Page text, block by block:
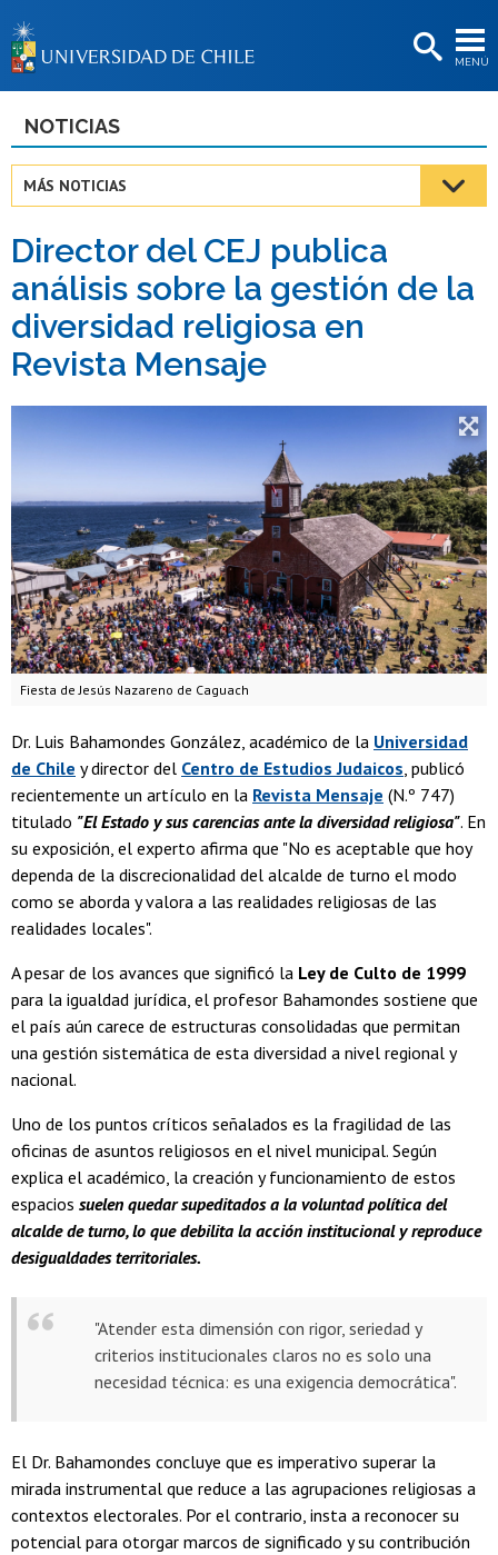
MENÚ
BIBLIOTECAS
Estudiantes
Académicas/os
Funcionarias/os
Egresadas/os
NOTICIAS
MÁS NOTICIAS
Director del CEJ publica
análisis sobre la gestión de la
diversidad religiosa en
Revista Mensaje
Fiesta de Jesús Nazareno de Caguach
Dr. Luis Bahamondes González, académico de la Universidad
de Chile y director del Centro de Estudios Judaicos , publicó
recientemente un artículo en la Revista Mensaje (N.º 747)
titulado "El Estado y sus carencias ante la diversidad religiosa". En
su exposición, el experto afirma que "No es aceptable que hoy
dependa de la discrecionalidad del alcalde de turno el modo
como se aborda y valora a las realidades religiosas de las
realidades locales".
A pesar de los avances que significó la Ley de Culto de 1999
para la igualdad jurídica, el profesor Bahamondes sostiene que
el país aún carece de estructuras consolidadas que permitan
una gestión sistemática de esta diversidad a nivel regional y
nacional.
Uno de los puntos críticos señalados es la fragilidad de las
oficinas de asuntos religiosos en el nivel municipal. Según
explica el académico, la creación y funcionamiento de estos
espacios suelen quedar supeditados a la voluntad política del
alcalde de turno, lo que debilita la acción institucional y reproduce
desigualdades territoriales.
"Atender esta dimensión con rigor, seriedad y
criterios institucionales claros no es solo una
necesidad técnica: es una exigencia democrática".
El Dr. Bahamondes concluye que es imperativo superar la
mirada instrumental que reduce a las agrupaciones religiosas a
contextos electorales. Por el contrario, insta a reconocer su
potencial para otorgar marcos de significado y su contribución